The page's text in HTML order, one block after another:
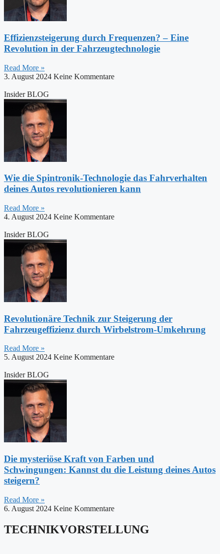
Effizienzsteigerung durch Frequenzen? – Eine
Revolution in der Fahrzeugtechnologie
Read More »
3. August 2024 Keine Kommentare
Insider BLOG
Wie die Spintronik-Technologie das Fahrverhalten
deines Autos revolutionieren kann
Read More »
4. August 2024 Keine Kommentare
Insider BLOG
Revolutionäre Technik zur Steigerung der
Fahrzeugeffizienz durch Wirbelstrom-Umkehrung
Read More »
5. August 2024 Keine Kommentare
Insider BLOG
Die mysteriöse Kraft von Farben und
Schwingungen: Kannst du die Leistung deines Autos
steigern?
Read More »
6. August 2024 Keine Kommentare
TECHNIKVORSTELLUNG